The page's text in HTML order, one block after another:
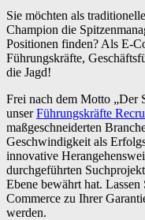
Sie möchten als
Champion die
Positionen finden? Als E-
Führungskräfte,
die Jagd!
Frei nach dem Motto „Der
unserFührungskräfte
maßgeschneiderten
Geschwindigkeit als
innovative
durchgeführten
Ebene bewährt hat.
Commerce zu Ihrer
werden.